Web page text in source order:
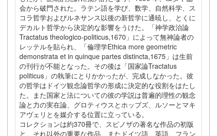
会から破門された。ラテン語を学び、数学、自然科学、ス
コラ哲学およびルネサンス以後の新哲学に通暁し、とくに
デカルト哲学から決定的な影響をうけた。「神学政治論
Tractatus theologico-politicus,1670」によって無神論者の
レッテルを貼られ、「倫理学Ethica more geometric
demonstrata et in quinque partes distincta,1675」は生前
の刊行が不能となった。その後は「国家論Tractatus
politicus」の執筆にとりかかったが、完成しなかった。彼
の哲学はドイツ観念論哲学の形成に決定的な役割をはたし
た。また国家と法についての彼の学説は普遍的理性の観念
論と力の実在論、グロティウスとホッブズ、ルソーとマキ
アヴェリとを媒介する位置に立っている。
コレクションは約370冊で、スピノザの著名な作品の初版
と、それ以外の重要な作品、またドイツ語、英語、フラン